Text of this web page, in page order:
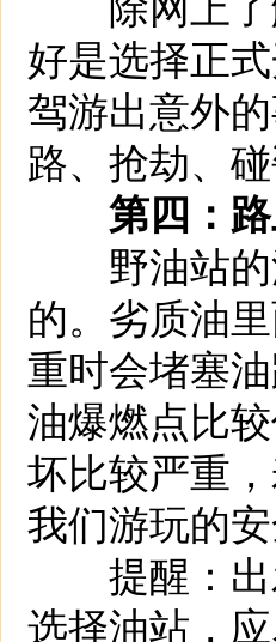
好是选择正
驾游出意外
路、抢劫、
第四：路
野油站的
的。劣质油
重时会堵塞
油爆燃点比
坏比较严重
我们游玩的
提醒：出
选择油站，